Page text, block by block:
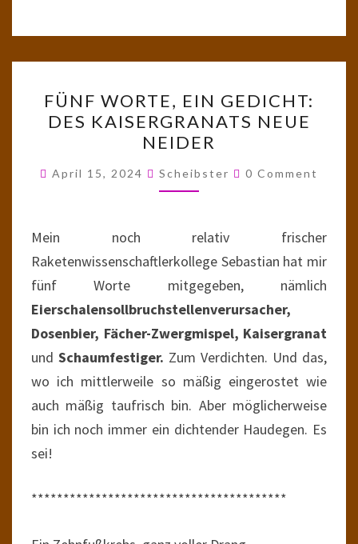
WORTE,
EIN
GEDICHT:
DES
KAISERGRANATS
NEIDER
FÜNF WORTE, EIN GEDICHT:
DES KAISERGRANATS NEUE
NEIDER
April 15, 2024 Scheibster Comments
0 Comment
Mein noch relativ frischer
Raketenwissenschaftlerkollege Sebastian hat mir
fünf Worte mitgegeben, nämlich
Eierschalensollbruchstellenverursacher,
Dosenbier, Fächer-Zwergmispel, Kaisergranat
und Schaumfestiger. Zum Verdichten. Und das,
wo ich mittlerweile so mäßig eingerostet wie
auch mäßig taufrisch bin. Aber möglicherweise
bin ich noch immer ein dichtender Haudegen. Es
sei!
****************************************